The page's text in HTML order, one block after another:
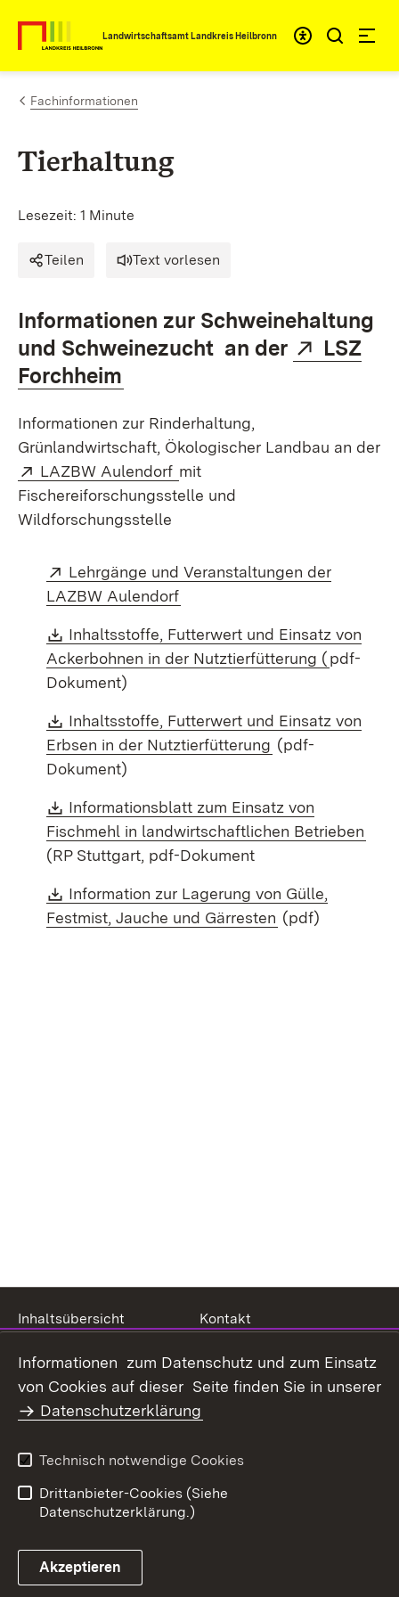
Zum Inhalt springen
Landwirtschaftsamt Landkreis Heilbronn
Fachinformationen
Tierhaltung
Lesezeit: 1 Minute
Teilen Text vorlesen
Informationen zur Schweinehaltung
und Schweinezucht an der
Extern:
LSZ
Forchheim
Informationen zur Rinderhaltung,
Grünlandwirtschaft, Ökologischer Landbau an der
Extern:
LAZBW Aulendorf (Öffnet in neuem Fenster)
mit
Fischereiforschungsstelle und
Wildforschungsstelle
Extern:
Lehrgänge und Veranstaltungen der
LAZBW Aulendorf
Download:
Inhaltsstoffe, Futterwert und Einsatz von
Ackerbohnen in der Nutztierfütterung ((Öffnet
pdf-
Dokument)
Download:
Inhaltsstoffe, Futterwert und Einsatz von
Erbsen in der Nutztierfütterung (Öffnet in
(pdf-
Dokument)
Download:
Informationsblatt zum Einsatz von
Fischmehl in landwirtschaftlichen Betrieben
(RP Stuttgart, pdf-Dokument
Download:
Information zur Lagerung von Gülle,
Festmist, Jauche und Gärresten (Öffnet in
(pdf)
Inhaltsübersicht
Kontakt
Barrierefreiheit
Benutzungshinweise
Impressum
Informationen zum Datenschutz und zum Einsatz
von Cookies auf dieser Seite finden Sie in unserer
Datenschutzerklärung
Technisch notwendige Cookies
Drittanbieter-Cookies (Siehe
Datenschutzerklärung.)
Akzeptieren